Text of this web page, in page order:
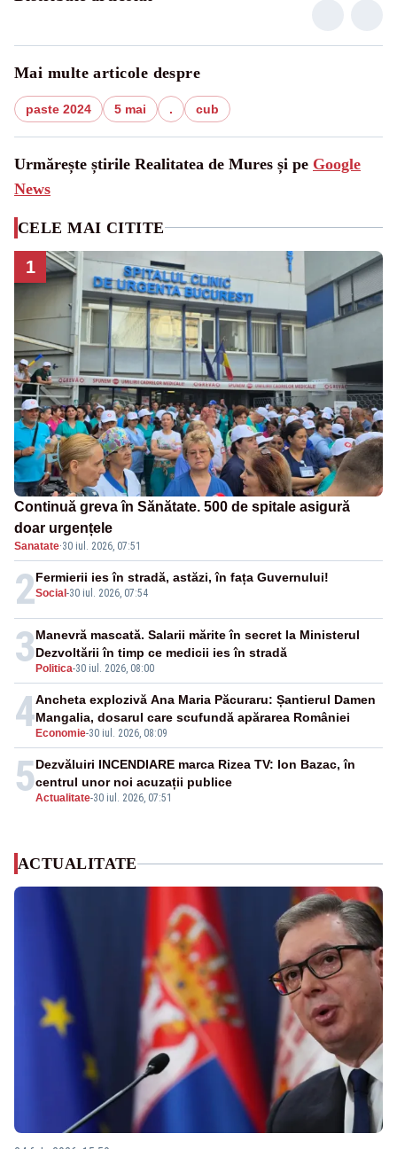
Mai multe articole despre
paste 2024 5 mai . cub
Urmărește știrile Realitatea de Mures și pe Google
News
CELE MAI CITITE
1
Continuă greva în Sănătate. 500 de spitale asigură
doar urgențele
Sanatate·30 iul. 2026, 07:51
2Social -30 iul. 2026, 07:54
Fermierii ies în stradă, astăzi, în fața Guvernului!
3 Politica-30 iul. 2026, 08:00
Manevră mascată. Salarii mărite în secret la Ministerul
Dezvoltării în timp ce medicii ies în stradă
4 Economie-30 iul. 2026, 08:09
Ancheta explozivă Ana Maria Păcuraru: Șantierul Damen
Mangalia, dosarul care scufundă apărarea României
5Actualitate-30 iul. 2026, 07:51
Dezvăluiri INCENDIARE marca Rizea TV: Ion Bazac, în
centrul unor noi acuzații publice
ACTUALITATE